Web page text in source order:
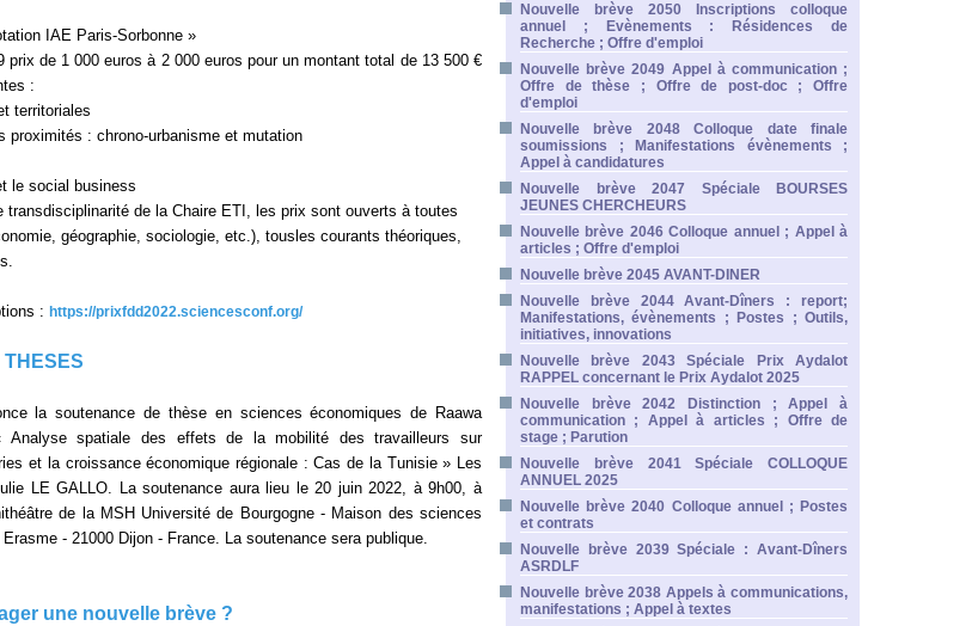
IAE Paris-Sorbonne »
prix de 1 000 euros à 2 000 euros pour un montant total de 13 500 €
:
territoriales
proximités : chrono-urbanisme et mutation
le social business
transdisciplinarité de la Chaire ETI, les prix sont ouverts à toutes
géographie, sociologie, etc.), tousles courants théoriques,
: https://prixfdd2022.sciencesconf.org/
la soutenance de thèse en sciences économiques de Raawa
spatiale des effets de la mobilité des travailleurs sur
et la croissance économique régionale : Cas de la Tunisie » Les
LE GALLO. La soutenance aura lieu le 20 juin 2022, à 9h00, à
de la MSH Université de Bourgogne - Maison des sciences
- 21000 Dijon - France. La soutenance sera publique.
une nouvelle brève ?
Nouvelle brève 2050 Inscriptions colloque
annuel ; Evènements : Résidences de
Recherche ; Offre d'emploi
Nouvelle brève 2049 Appel à communication ;
Offre de thèse ; Offre de post-doc ; Offre
d'emploi
Nouvelle brève 2048 Colloque date finale
soumissions ; Manifestations évènements ;
Appel à candidatures
Nouvelle brève 2047 Spéciale BOURSES
JEUNES CHERCHEURS
Nouvelle brève 2046 Colloque annuel ; Appel à
articles ; Offre d'emploi
Nouvelle brève 2045 AVANT-DINER
Nouvelle brève 2044 Avant-Dîners : report;
Manifestations, évènements ; Postes ; Outils,
initiatives, innovations
Nouvelle brève 2043 Spéciale Prix Aydalot
RAPPEL concernant le Prix Aydalot 2025
Nouvelle brève 2042 Distinction ; Appel à
communication ; Appel à articles ; Offre de
stage ; Parution
Nouvelle brève 2041 Spéciale COLLOQUE
ANNUEL 2025
Nouvelle brève 2040 Colloque annuel ; Postes
et contrats
Nouvelle brève 2039 Spéciale : Avant-Dîners
ASRDLF
Nouvelle brève 2038 Appels à communications,
manifestations ; Appel à textes